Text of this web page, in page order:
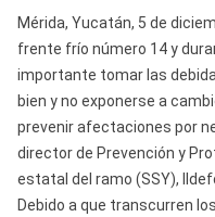
Mérida, Yucatán, 5 de
frente frío número 14 y
importante tomar las
bien y no exponerse a
prevenir afectaciones por
director de Prevención y
estatal del ramo (SSY),
Debido a que transcurren